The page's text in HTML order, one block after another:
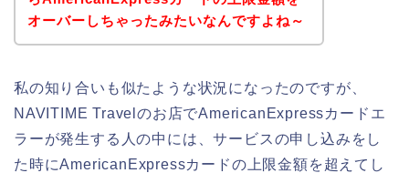
オーバーしちゃったみたいなんですよね～
私の知り合いも似たような状況になったのですが、
NAVITIME Travelのお店でAmericanExpressカードエ
ラーが発生する人の中には、サービスの申し込みをし
た時にAmericanExpressカードの上限金額を超えてし